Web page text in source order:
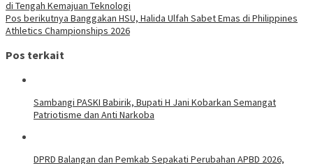
di Tengah Kemajuan Teknologi
Pos berikutnya Banggakan HSU, Halida Ulfah Sabet Emas di Philippines
Athletics Championships 2026
Pos terkait
Sambangi PASKI Babirik, Bupati H Jani Kobarkan Semangat
Patriotisme dan Anti Narkoba
DPRD Balangan dan Pemkab Sepakati Perubahan APBD 2026,